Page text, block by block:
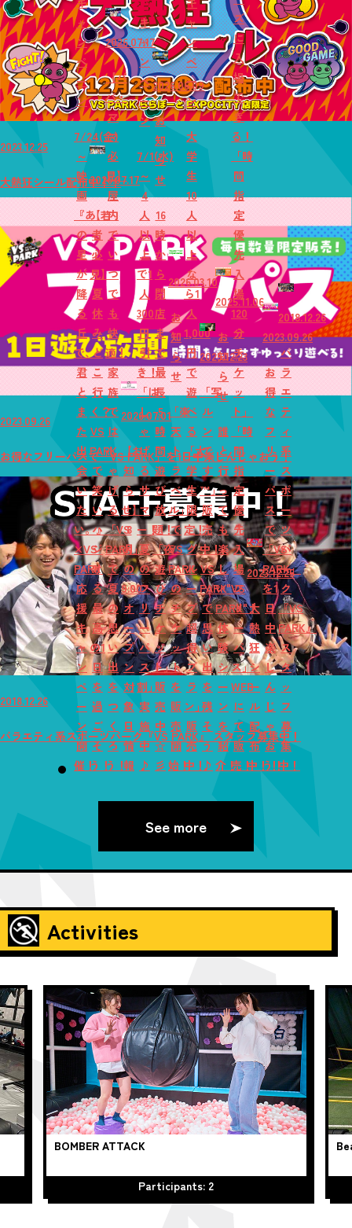
ャ
ン
ペ
ー
ン
7/24(金)
～
映
画
『あ
の
星
が
降
る
丘
で、
君
と
ま
た
出
会
い
た
い。』
×VS
PARK
応
援
キ
ャ
ン
ペ
ー
ン
開
催！
2026.07.17
【若
者
必
見】
夏
休
み
ど
こ
行
く？
VS
PARK
で
笑
い
ハ
ジ
け
る
最
高
の1
日
を
過
ご
そ
う！
2026.07.17
【パ
パ・
マ
マ
必
見】
屋
内
で
い
つ
で
も
快
適！
家
族
で
は
し
ゃ
げ
る
「VS
PARK」
で
夏
の
思
い
出
を
つ
く
ろ
う！
2026.07.01
【お
知
ら
せ】
8
月
の
9:00
オ
ー
プ
ン
対
象
日
情
報
キ
ャ
ン
ペ
ー
ン
7/1(水)
～
4
人
以
上
で1
人
300
円
引
き！
「は
し
ゃ
げ
る
サ
マ
ー！
夏
の
フ
リ
ー
パ
ス
割」
実
施
中
♪
2026.06.09
お
知
ら
せ
16
時
か
ら
閉
店
ま
で
最
長
5
時
間
遊
び
放
題！
「夜
遊
び
チ
ケ
ッ
ト」
販
売
中
☆
彡
2026.03.10
お
知
ら
せ
「楽
天
ト
ラ
ベ
ル」
で
VS
PARK
の
チ
ケ
ッ
ト
を
販
売
開
始！
ャ
ン
ペ
ー
ン
大
学
生
10
人
以
上
な
ら1
人
1,000
円
で
遊
べ
る
「大
学
生
限
定！
グ
ル
ー
プ
超
得
プ
ラ
ン」
販
売
中！
2025.12.23
「写
ル
ン
で
す
™」
販
売
中！
VS
PARK
で
思
い
出
を
残
そ
う
♪
2025.11.06
お
知
ら
せ
誰
と
行
っ
て
も
楽
し
い"VS
PARK"！
体
験
シ
ー
ン
を
紹
介！
ズ
に
入
場
で
き
る！
「時
間
指
定
優
先
入
場
120
分
チ
ケ
ッ
ト」
「時
間
指
定
優
先
入
場
フ
リ
ー
パ
ス」
WEB
に
て
販
売！
2023.12.25
大
熱
狂
シ
ー
ル
配
布
中！！
2023.09.26
お
得
な
フ
リ
ー
パ
ス
で
「VS
PARK」
を1
日
中
楽
し
ん
じ
ゃ
お
う！
2018.12.26
バ
ラ
エ
テ
ィ
系
ス
ポ
ー
ツ
パ
ー
ク
『VS
PARK』
ス
タ
ッ
フ
募
集
中！
2023.12.25
大熱狂シール配布中！！
2023.09.26
お得なフリーパスで「VS PARK」を1日中楽しんじゃおう！
2018.12.26
バラエティ系スポーツパーク『VS PARK』 スタッフ募集中！
See more
Activities
BOMBER ATTACK
Participants: 2